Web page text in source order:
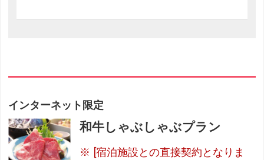
インターネット限定
和牛しゃぶしゃぶプラン
[宿泊施設との直接契約となりま